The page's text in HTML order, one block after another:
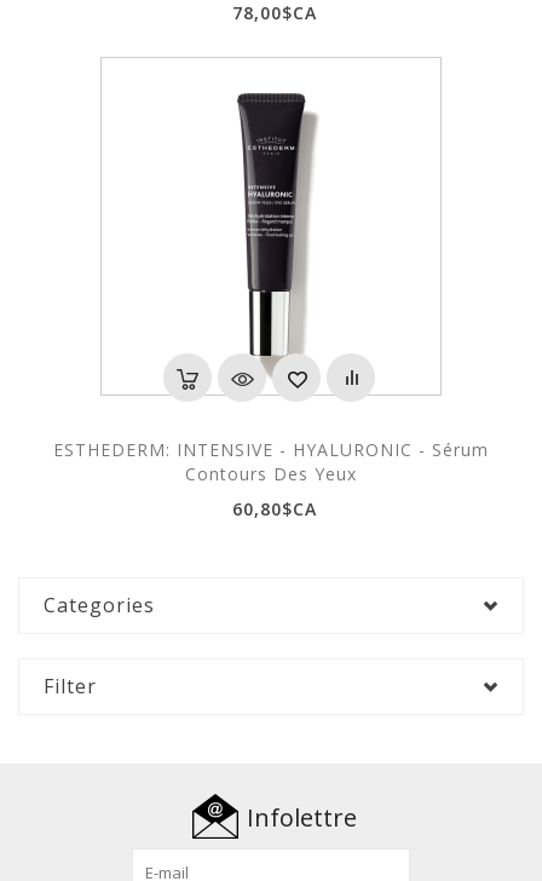
78,00$CA
ESTHEDERM: INTENSIVE - HYALURONIC - Sérum
Contours Des Yeux
60,80$CA
Categories
Filter
Infolettre